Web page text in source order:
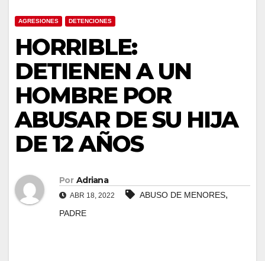
AGRESIONES DETENCIONES
HORRIBLE:
DETIENEN A UN
HOMBRE POR
ABUSAR DE SU HIJA
DE 12 AÑOS
Por Adriana
ABR 18, 2022 ABUSO DE MENORES,
PADRE